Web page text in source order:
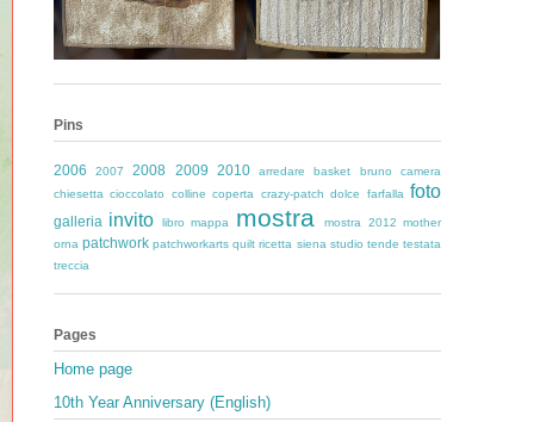
Pins
2006 2007 2008 2009 2010 arredare basket bruno
camera
chiesetta cioccolato colline coperta crazy-patch dolce farfalla foto
galleria invito libro mappa mostra mostra 2012 mother
orna patchwork patchworkarts quilt ricetta siena studio tende testata
treccia
Pages
Home page
10th Year Anniversary (English)